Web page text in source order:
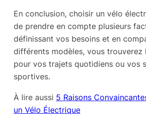
En conclusion, choisir un vélo
de prendre en compte plusieurs
définissant vos besoins et en
différents modèles, vous trouverez
pour vos trajets quotidiens ou vos
sportives.
À lire aussi 5 Raisons
un Vélo Électrique